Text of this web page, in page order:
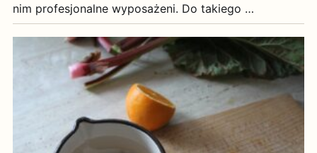
nim profesjonalne wyposażeni. Do takiego …